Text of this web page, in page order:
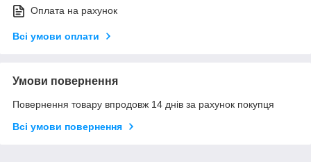
Оплата на рахунок
Всі умови оплати
Умови повернення
Повернення товару впродовж 14 днів за рахунок покупця
Всі умови повернення